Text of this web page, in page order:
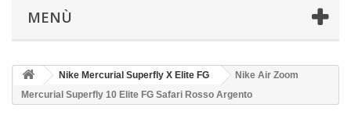
MENÙ
Nike Mercurial Superfly X Elite FG
Nike Air Zoom
Mercurial Superfly 10 Elite FG Safari Rosso Argento